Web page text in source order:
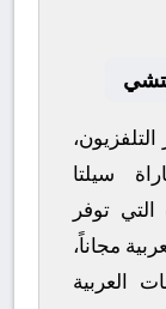
سيلتا
التي توفر
مجاناً،
العربية